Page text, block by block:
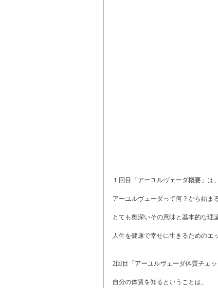
１回目「アーユルヴェーダ概要」は、
アーユルヴェーダって何？から始まる
とても奥深いその意味と基本的な理
人生を健康で幸せに生きるためのエ
2回目「アーユルヴェーダ体質チェッ
自分の体質を知るということは、